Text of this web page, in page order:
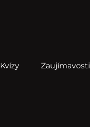
Kvízy Zaujímavosti